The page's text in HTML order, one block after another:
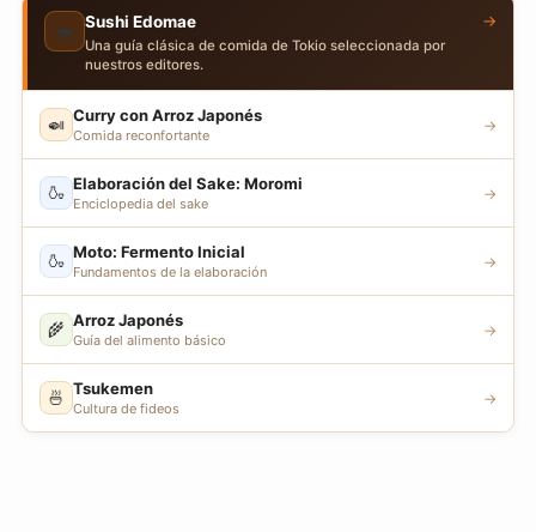
🍣 Sushi Edomae
Una guía clásica de comida de Tokio seleccionada por
nuestros editores.
→
🍛 Curry con Arroz Japonés
Comida reconfortante
→
🍶 Elaboración del Sake: Moromi
Enciclopedia del sake
→
🍶 Moto: Fermento Inicial
Fundamentos de la elaboración
→
🌾 Arroz Japonés
Guía del alimento básico
→
🍜 Tsukemen
Cultura de fideos
→